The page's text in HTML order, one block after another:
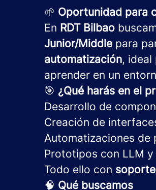
🌱 Oportunidad para
En RDT Bilbao
Junior/Middle para
automatización,
aprender en un
🎯 ¿Qué harás en el
Desarrollo de
Creación de
Automatizaciones de
Prototipos con LLM
Todo ello con
🧠 Qué buscamos